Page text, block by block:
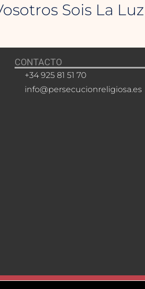
Sois La
CONTACTO
+34 925 81 51 70
info@persecucionreligiosa.es